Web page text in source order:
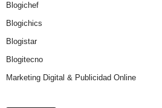
Blogichef
Blogichics
Blogistar
Blogitecno
Marketing Digital & Publicidad Online